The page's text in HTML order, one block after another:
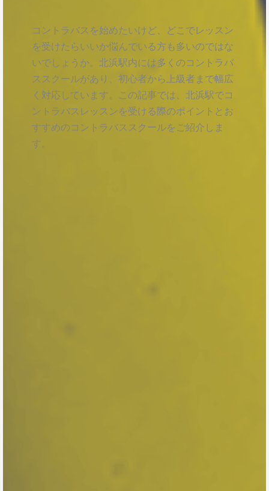
コントラバスを始めたいけど、どこでレッスン
を受けたらいいか悩んでいる方も多いのではな
いでしょうか。北浜駅内には多くのコントラバ
ススクールがあり、初心者から上級者まで幅広
く対応しています。この記事では、北浜駅でコ
ントラバスレッスンを受ける際のポイントとお
すすめのコントラバススクールをご紹介しま
す。